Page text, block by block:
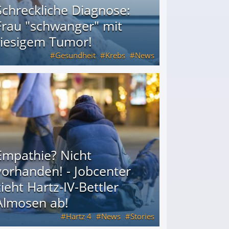
Diagnose:
"schwanger" mit
Tumor!
Gesundheit Krebs News
Tumor!
Nicht
- Jobcenter
Hartz-IV-Bettler
ab!
Hartz 4 News Stories